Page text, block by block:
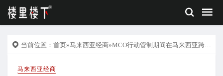
当前位置： 首页»马来西亚经商»MCO行动管制期间在马来西亚跨州旅行要到警察局拿许可
马来西亚经商